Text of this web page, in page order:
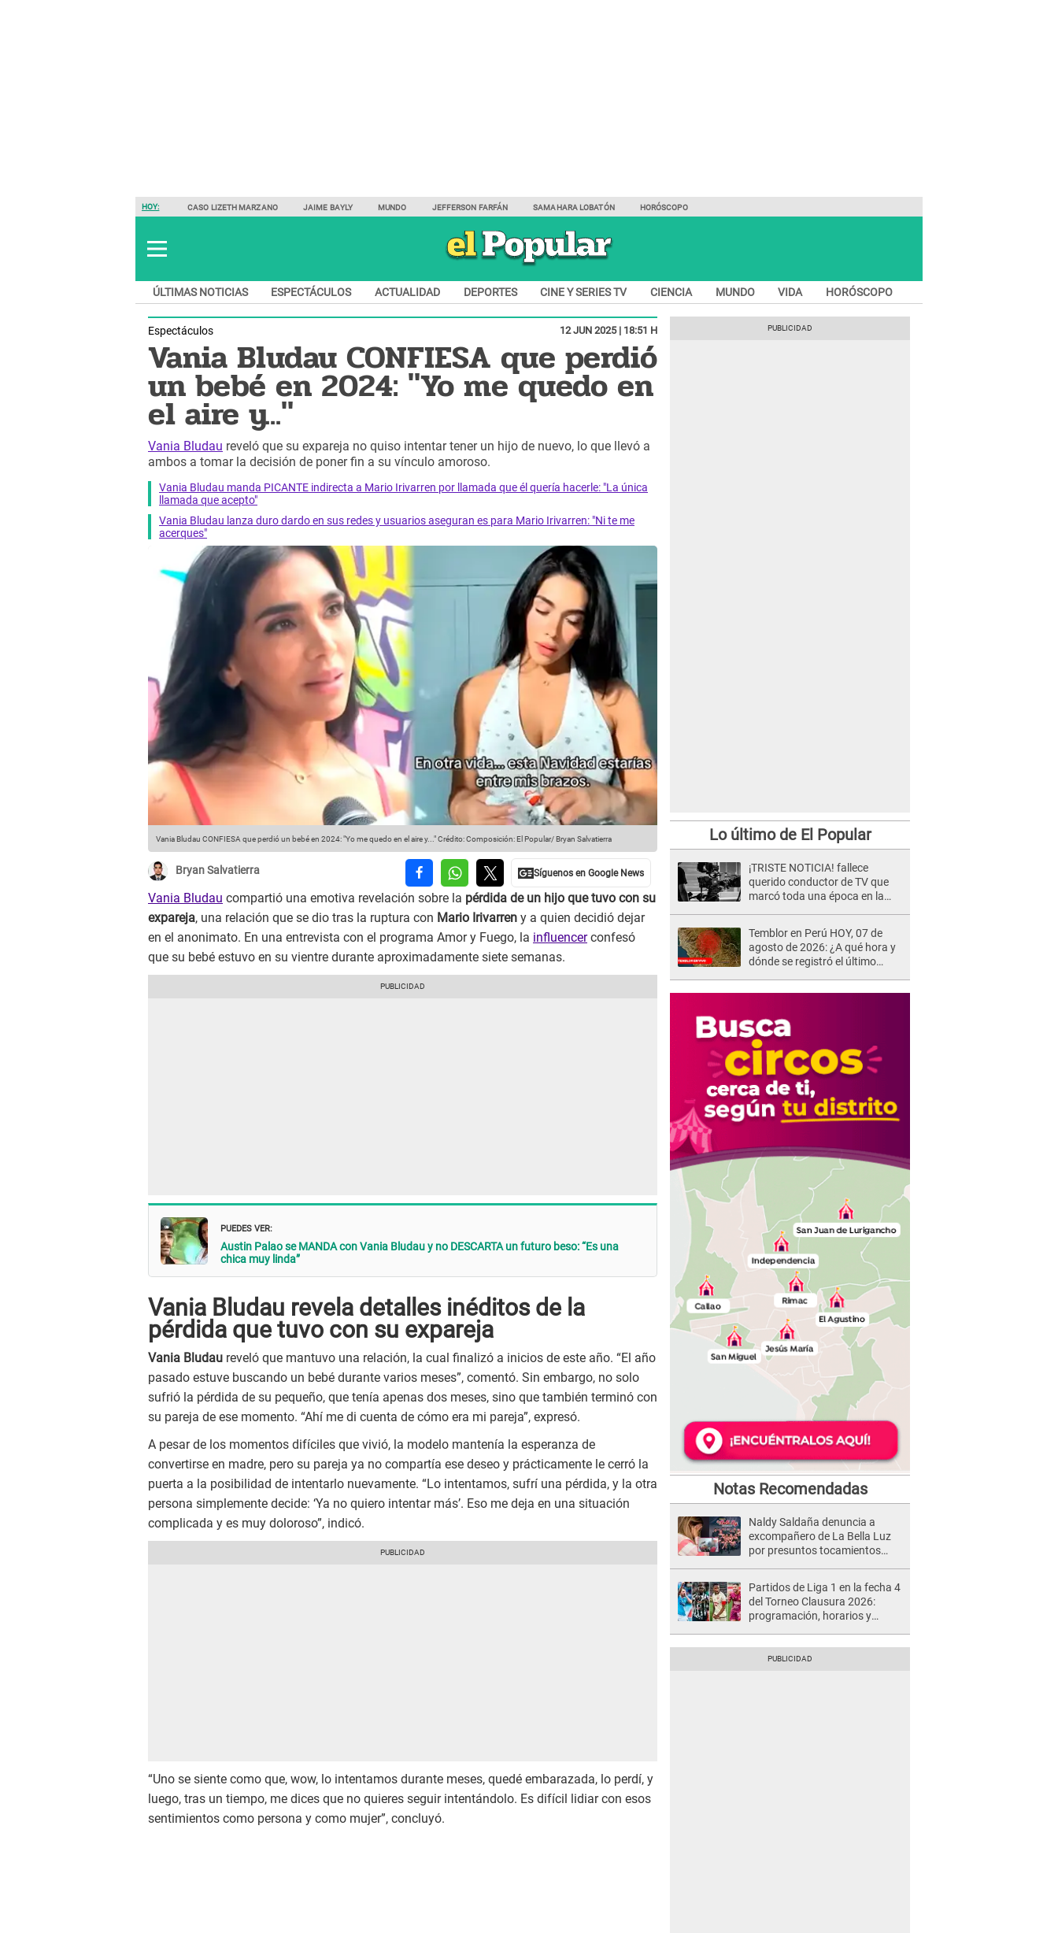
HOY: CASO LIZETH MARZANO JAIME BAYLY MUNDO JEFFERSON FARFÁN SAMAHARA LOBATÓN HORÓSCOPO
ÚLTIMAS NOTICIAS ESPECTÁCULOS ACTUALIDAD DEPORTES CINE Y SERIES TV CIENCIA MUNDO VIDA HORÓSCOPO
Espectáculos 12 JUN 2025 | 18:51 H
Vania Bludau CONFIESA que perdió
un bebé en 2024: "Yo me quedo en
el aire y..."
Vania Bludau reveló que su expareja no quiso intentar tener un hijo de nuevo, lo que llevó a
ambos a tomar la decisión de poner fin a su vínculo amoroso.
Vania Bludau manda PICANTE indirecta a Mario Irivarren por llamada que él quería hacerle: "La única
llamada que acepto"
Vania Bludau lanza duro dardo en sus redes y usuarios aseguran es para Mario Irivarren: "Ni te me
acerques"
Vania Bludau CONFIESA que perdió un bebé en 2024: "Yo me quedo en el aire y..."Crédito: Composición: El Popular/ Bryan Salvatierra
Bryan Salvatierra
Vania Bludau compartió una emotiva revelación sobre la pérdida de un hijo que tuvo con su
expareja, una relación que se dio tras la ruptura con Mario Irivarren y a quien decidió dejar
en el anonimato. En una entrevista con el programa Amor y Fuego, la influencerconfesó
que su bebé estuvo en su vientre durante aproximadamente siete semanas.
PUEDES VER:
Austin Palao se MANDA con Vania Bludau y no DESCARTA un futuro beso: “Es una
chica muy linda”
Vania Bludau revela detalles inéditos de la
pérdida que tuvo con su expareja
Vania Bludau reveló que mantuvo una relación, la cual finalizó a inicios de este año. “El año
pasado estuve buscando un bebé durante varios meses”, comentó. Sin embargo, no solo
sufrió la pérdida de su pequeño, que tenía apenas dos meses, sino que también terminó con
su pareja de ese momento. “Ahí me di cuenta de cómo era mi pareja”, expresó.
A pesar de los momentos difíciles que vivió, la modelo mantenía la esperanza de
convertirse en madre, pero su pareja ya no compartía ese deseo y prácticamente le cerró la
puerta a la posibilidad de intentarlo nuevamente. “Lo intentamos, sufrí una pérdida, y la otra
persona simplemente decide: ‘Ya no quiero intentar más’. Eso me deja en una situación
complicada y es muy doloroso”, indicó.
“Uno se siente como que, wow, lo intentamos durante meses, quedé embarazada, lo perdí, y
luego, tras un tiempo, me dices que no quieres seguir intentándolo. Es difícil lidiar con esos
sentimientos como persona y como mujer”, concluyó.
Lo último de El Popular
¡TRISTE NOTICIA! fallece
querido conductor de TV que
marcó toda una época en la
Temblor en Perú HOY, 07 de
agosto de 2026: ¿A qué hora y
dónde se registró el último
Notas Recomendadas
Naldy Saldaña denuncia a
excompañero de La Bella Luz
por presuntos tocamientos
Partidos de Liga 1 en la fecha 4
del Torneo Clausura 2026:
programación, horarios y